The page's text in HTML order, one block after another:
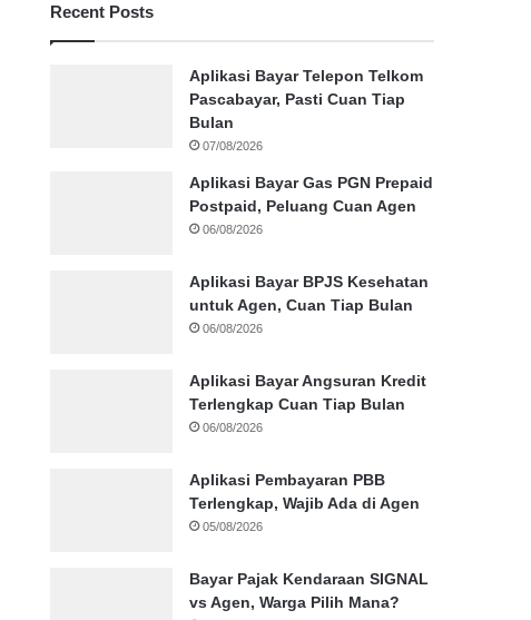
Recent Posts
Aplikasi Bayar Telepon Telkom
Pascabayar, Pasti Cuan Tiap
Bulan
07/08/2026
Aplikasi Bayar Gas PGN Prepaid
Postpaid, Peluang Cuan Agen
06/08/2026
Aplikasi Bayar BPJS Kesehatan
untuk Agen, Cuan Tiap Bulan
06/08/2026
Aplikasi Bayar Angsuran Kredit
Terlengkap Cuan Tiap Bulan
06/08/2026
Aplikasi Pembayaran PBB
Terlengkap, Wajib Ada di Agen
05/08/2026
Bayar Pajak Kendaraan SIGNAL
vs Agen, Warga Pilih Mana?